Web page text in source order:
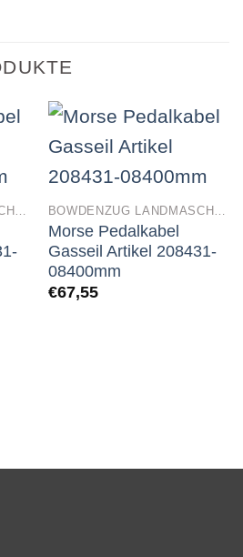
Morse Pedalkabel
Gasseil Artikel 208431-
08400mm
€67,55